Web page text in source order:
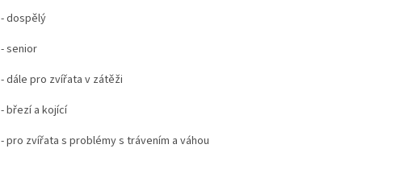
- dospělý
- senior
- dále pro zvířata v zátěži
- březí a kojící
- pro zvířata s problémy s trávením a váhou